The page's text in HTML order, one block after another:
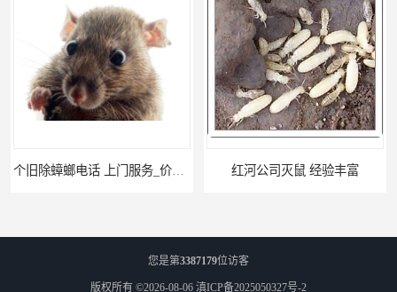
红河公司灭鼠 经验丰富
您是第3387179位访客
版权所有 ©2026-08-06 滇ICP备2025050327号-2